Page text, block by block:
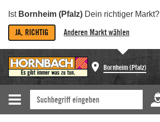
Ist Bornheim (Pfalz) Dein richtiger Markt?
JA, RICHTIG Anderen Markt wählen
Bornheim (Pfalz)